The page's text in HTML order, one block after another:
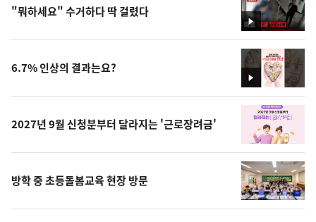
영
상
"뭐하세요" 수거하다 딱 걸렸다
영
상
6.7% 인상의 결과는요?
2027년 9월 신청분부터 달라지는 '근로장려금'
방학 중 초등돌봄교육 현장 방문